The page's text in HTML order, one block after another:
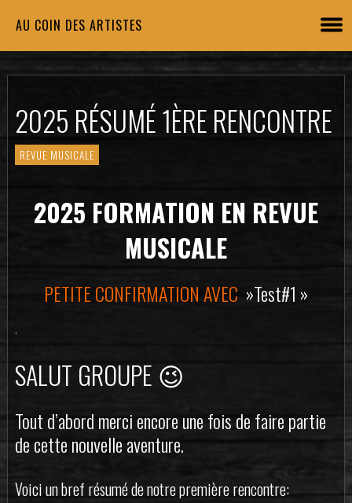
AU COIN DES ARTISTES
2025 RÉSUMÉ 1ÈRE RENCONTRE
REVUE MUSICALE
2025 FORMATION EN REVUE
MUSICALE
PETITE CONFIRMATION AVEC »Test#1 »
.
SALUT GROUPE 😉
Tout d’abord merci encore une fois de faire partie
de cette nouvelle aventure.
Voici un bref résumé de notre première rencontre: